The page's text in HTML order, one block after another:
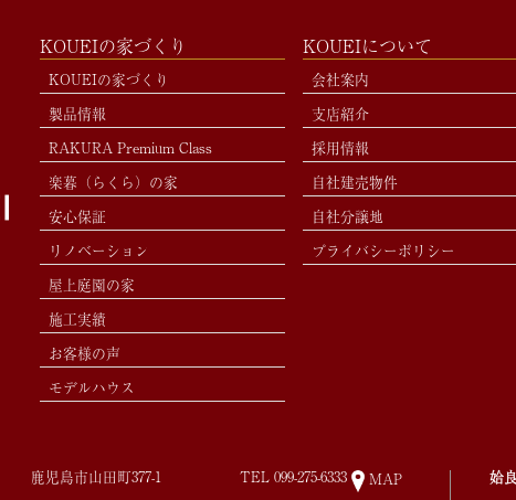
KOUEIの家づくり
KOUEIの家づくり
製品情報
RAKURA Premium Class
楽暮（らくら）の家
安心保証
リノベーション
屋上庭園の家
施工実績
お客様の声
モデルハウス
KOUEIについて
会社案内
支店紹介
採用情報
自社建売物件
自社分譲地
プライバシーポリシー
鹿児島市山田町377-1 TEL 099-275-6333 MAP 姶